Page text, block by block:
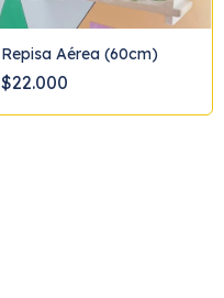
Repisa Aérea (60cm)
$22.000